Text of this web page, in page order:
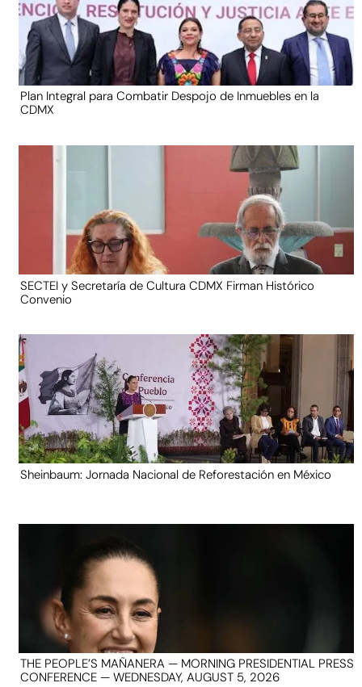
Plan Integral para Combatir Despojo de Inmuebles en la
CDMX
SECTEI y Secretaría de Cultura CDMX Firman Histórico
Convenio
Sheinbaum: Jornada Nacional de Reforestación en México
THE PEOPLE’S MAÑANERA — MORNING PRESIDENTIAL PRESS
CONFERENCE — WEDNESDAY, AUGUST 5, 2026